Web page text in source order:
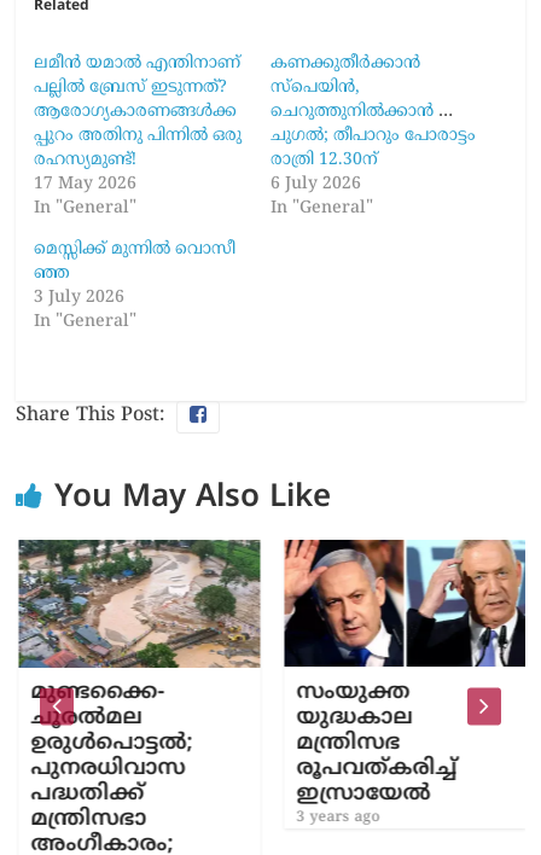
Related
ല​മീ​ൻ യ​മാ​ൽ എ​ന്തി​നാ​ണ്
പ​ല്ലി​ൽ ബ്രേ​സ് ഇ​ടു​ന്ന​ത്?
ആ​രോ​ഗ്യ​കാ​ര​ണ​ങ്ങ​ൾ​ക്ക​
പ്പു​റം അ​തി​നു പി​ന്നി​ൽ ഒ​രു
ര​ഹ​സ്യ​മു​ണ്ട്!
17 May 2026
In "General"
കണക്കുതീർക്കാൻ
സ്പെയിൻ,
ചെറുത്തുനിൽക്കാൻ പോ​ർ​
ചു​ഗ​ൽ; തീപാറും പോരാട്ടം
രാ​ത്രി 12.30ന്
6 July 2026
In "General"
മെസ്സിക്ക് മുന്നിൽ വൊ​സീ​
ഞ്ഞ
3 July 2026
In "General"
Share This Post:
You May Also Like
മുണ്ടക്കൈ-
ചൂരൽമല
ഉരുൾപൊട്ടൽ;
പുനരധിവാസ
പദ്ധതിക്ക്
മന്ത്രിസഭാ
അംഗീകാരം;
സംയുക്ത
യുദ്ധകാല
മന്ത്രിസഭ
രൂപവത്കരിച്ച്
ഇസ്രായേൽ
3 years ago